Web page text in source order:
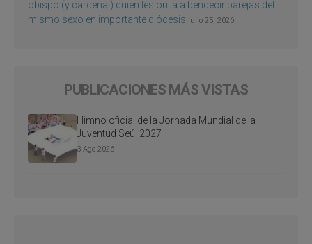
obispo (y cardenal) quien les orilla a bendecir parejas del
mismo sexo en importante diócesis julio 25, 2026
PUBLICACIONES MÁS VISTAS
Himno oficial de la Jornada Mundial de la
Juventud Seúl 2027
3 Ago 2026